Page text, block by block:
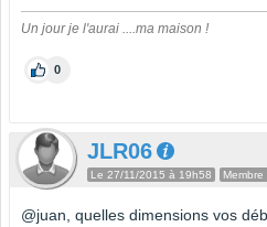
Un jour je l'aurai ....ma maison !
0
JLR06
Le 27/11/2015 à 19h58 Membre
@juan, quelles dimensions vos